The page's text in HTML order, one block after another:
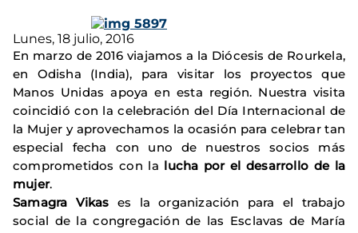
Lunes, 18 julio, 2016
En marzo de 2016 viajamos a la Diócesis de Rourkela,
en Odisha (India), para visitar los proyectos que
Manos Unidas apoya en esta región. Nuestra visita
coincidió con la celebración del Día Internacional de
la Mujer y aprovechamos la ocasión para celebrar tan
especial fecha con uno de nuestros socios más
comprometidos con la lucha por el desarrollo de la
mujer.
Samagra Vikas es la organización para el trabajo
social de la congregación de las Esclavas de María